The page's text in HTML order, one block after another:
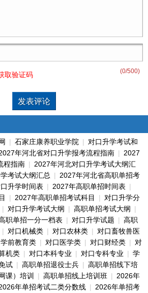
(0/500)
取验证码
| 石家庄康养职业学院 | 对口升学考试和
年河北省对口升学报考流程指南 | 2027
程指南 | 2027年河北对口升学考试大纲汇
考试大纲汇总 | 2027年河北省高职单招考
升学时间表 | 2027年高职单招时间表 |
| 2027年高职单招考试科目 | 对口升学分
| 对口升学考试大纲 | 高职单招考试大纲 |
职单招一分一档表 | 对口升学试题 | 高职
| 对口机械类 | 对口农林类 | 对口畜牧兽医
前教育类 | 对口医学类 | 对口财经类 | 对
机类 | 对口本科专业 | 对口专科专业 | 学
试 | 高职单招退役士兵 | 高职单招线下培
课）培训 | 高职单招线上培训班 | 2026年
年单招考试二类分数线 | 2026年单招考